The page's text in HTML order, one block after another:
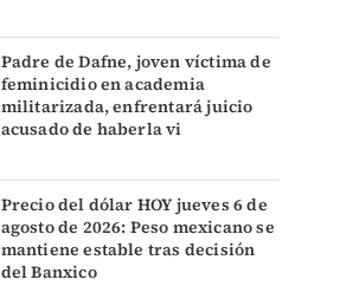
Padre de Dafne, joven víctima de
feminicidio en academia
militarizada, enfrentará juicio
acusado de haberla vi
Precio del dólar HOY jueves 6 de
agosto de 2026: Peso mexicano se
mantiene estable tras decisión
del Banxico